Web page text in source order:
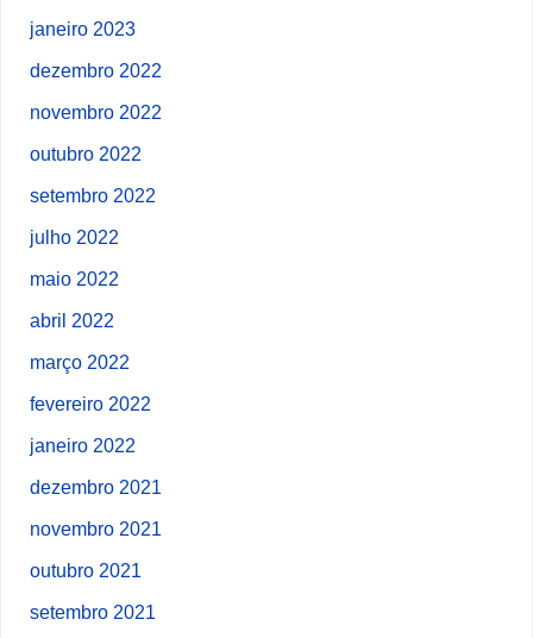
janeiro 2023
dezembro 2022
novembro 2022
outubro 2022
setembro 2022
julho 2022
maio 2022
abril 2022
março 2022
fevereiro 2022
janeiro 2022
dezembro 2021
novembro 2021
outubro 2021
setembro 2021